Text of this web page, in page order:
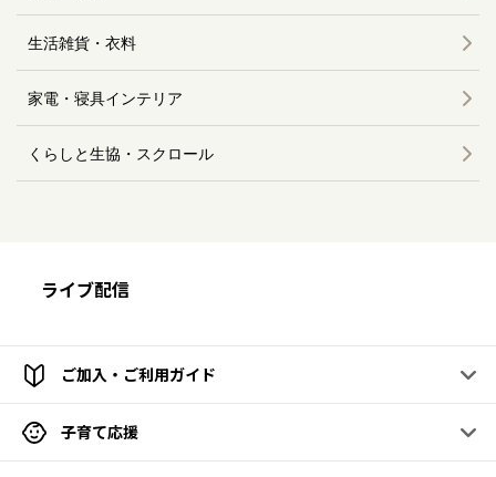
生活雑貨・衣料
家電・寝具インテリア
くらしと生協・スクロール
ライブ配信
ご加入・ご利用ガイド
子育て応援